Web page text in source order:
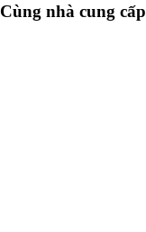
Cùng nhà cung cấp